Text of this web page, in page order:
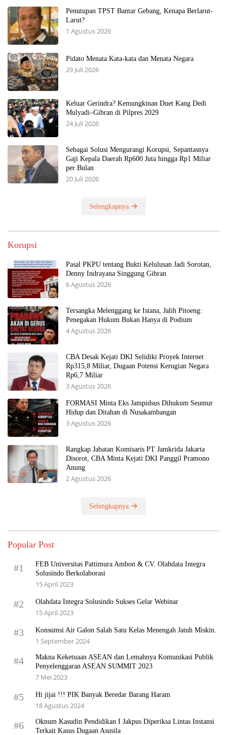
Penutupan TPST Bantar Gebang, Kenapa Berlarut-
Larut?
1 Agustus 2026
Pidato Menata Kata-kata dan Menata Negara
29 Juli 2026
Keluar Gerindra? Kemungkinan Duet Kang Dedi
Mulyadi–Gibran di Pilpres 2029
24 Juli 2026
Sebagai Solusi Mengurangi Korupsi, Sepantasnya
Gaji Kepala Daerah Rp600 Juta hingga Rp1 Miliar
per Bulan
20 Juli 2026
Selengkapnya
Korupsi
Pasal PKPU tentang Bukti Kelulusan Jadi Sorotan,
Denny Indrayana Singgung Gibran
6 Agustus 2026
Tersangka Melenggang ke Istana, Jalih Pitoeng:
Penegakan Hukum Bukan Hanya di Podium
4 Agustus 2026
CBA Desak Kejati DKI Selidiki Proyek Internet
Rp315,8 Miliar, Dugaan Potensi Kerugian Negara
Rp6,7 Miliar
3 Agustus 2026
FORMASI Minta Eks Jampidsus Dihukum Seumur
Hidup dan Ditahan di Nusakambangan
3 Agustus 2026
Rangkap Jabatan Komisaris PT Jamkrida Jakarta
Disorot, CBA Minta Kejati DKI Panggil Pramono
Anung
2 Agustus 2026
Selengkapnya
Popular Post
#1
FEB Universitas Pattimura Ambon & CV. Olahdata Integra
Solusindo Berkolaborasi
15 April 2023
#2 Olahdata Integra Solusindo Sukses Gelar Webinar
15 April 2023
#3 Konsumsi Air Galon Salah Satu Kelas Menengah Jatuh Miskin.
1 September 2024
#4
Makna Keketuaan ASEAN dan Lemahnya Komunikasi Publik
Penyelenggaran ASEAN SUMMIT 2023
7 Mei 2023
#5 Hi jijai !!! PIK Banyak Beredar Barang Haram
18 Agustus 2024
#6
Oknum Kasudin Pendidikan I Jakpus Diperiksa Lintas Instansi
Terkait Kasus Dugaan Asusila